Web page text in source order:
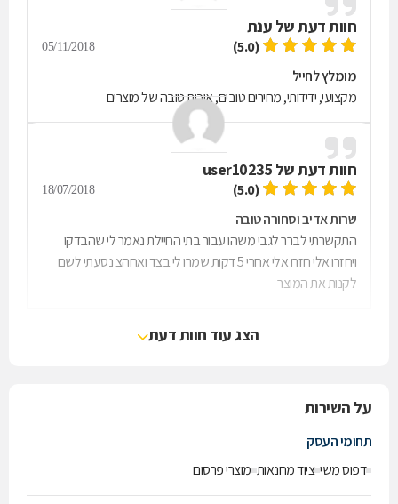
חוות דעת של ענת
(5.0)
05/11/2018
מומלץ לחייל
מקצועי, ידידותי, מחירים טובים, איכות טובה של מוצרים
חוות דעת של user10235
(5.0)
18/07/2018
שרות אדיב וסחורה טובה
התקשרתי לברר לגבי משהו עבור בתי החיילת נאמר לי שהבדקו
ויחזרו אלי חזרו אלי אחרי 5 דקות שמרו לי בצד ואחהצ נסעתי לשם
לקנות את המוצר
הצג עוד חוות דעת
על השירות
תחומי העסק
דפוס משי ציוד מחנאות מוצרי פרסום